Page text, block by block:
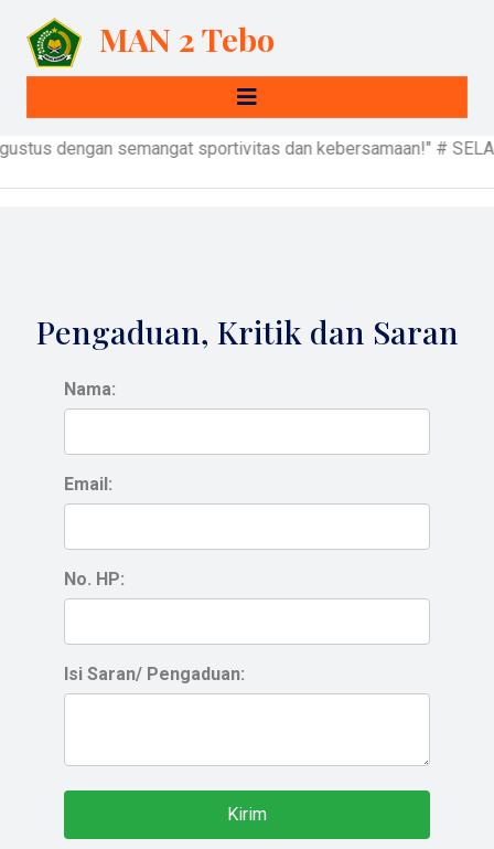
MAN 2 Tebo
semangat sportivitas dan kebersamaan!" #
Pengaduan, Kritik dan Saran
Nama:
Email:
No. HP:
Isi Saran/ Pengaduan:
Kirim